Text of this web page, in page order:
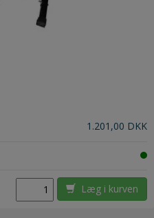
1.201,00 DKK
Læg i kurven